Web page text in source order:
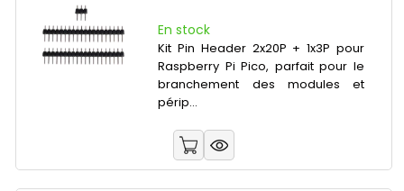
En stock
Kit Pin Header 2x20P + 1x3P pour
Raspberry Pi Pico, parfait pour le
branchement des modules et
périp...